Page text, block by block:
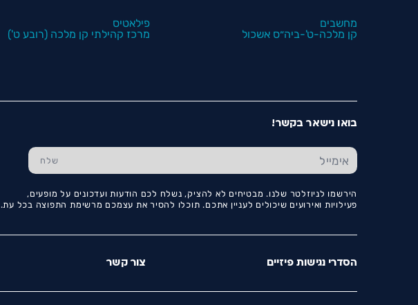
מחשבים
קן מלכה-ט'-ביה״ס אשכול
פילאטיס
מרכז קהילתי קן מלכה (רובע ט')
בואו נישאר בקשר!
הירשמו לניוזלטר שלנו. מבטיחים לא להציק, נשלח לכם הודעות ועדכונים על מופעים,
פעילויות ואירועים שיכולים לעניין אתכם. תוכלו להסיר את עצמכם מרשימת התפוצה בכל עת.
הסדרי נגישות פיזיים צור קשר